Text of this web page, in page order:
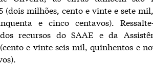
(dois milhões, cento e vinte e sete
e cinco centavos).
recursos do SAAE e da
(cento e vinte seis mil, quinhentos e